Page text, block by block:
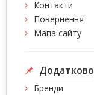
Контакти
Повернення
Мапа сайту
Додатково
Бренди